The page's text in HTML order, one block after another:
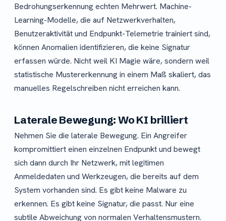
Bedrohungserkennung echten Mehrwert. Machine-
Learning-Modelle, die auf Netzwerkverhalten,
Benutzeraktivität und Endpunkt-Telemetrie trainiert sind,
können Anomalien identifizieren, die keine Signatur
erfassen würde. Nicht weil KI Magie wäre, sondern weil
statistische Mustererkennung in einem Maß skaliert, das
manuelles Regelschreiben nicht erreichen kann.
Laterale Bewegung: Wo KI brilliert
Nehmen Sie die laterale Bewegung. Ein Angreifer
kompromittiert einen einzelnen Endpunkt und bewegt
sich dann durch Ihr Netzwerk, mit legitimen
Anmeldedaten und Werkzeugen, die bereits auf dem
System vorhanden sind. Es gibt keine Malware zu
erkennen. Es gibt keine Signatur, die passt. Nur eine
subtile Abweichung von normalen Verhaltensmustern.